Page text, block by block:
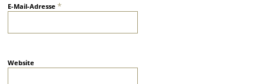
E-Mail-Adresse*
Website